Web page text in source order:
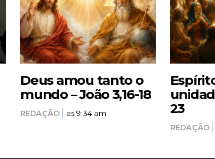
Deus amou tanto o
mundo – João 3,16-18
REDAÇÃO as 9:34 am
23
REDAÇÃO